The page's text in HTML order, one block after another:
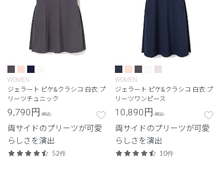
WOMEN
ジェラート ピケ&クラシコ 白衣:プ
リーツチュニック
9,790円 (税込)
両サイドのプリーツが可愛
らしさを演出
52件
WOMEN
ジェラート ピケ&クラシコ 白衣:プ
リーツワンピース
10,890円 (税込)
両サイドのプリーツが可愛
らしさを演出
10件